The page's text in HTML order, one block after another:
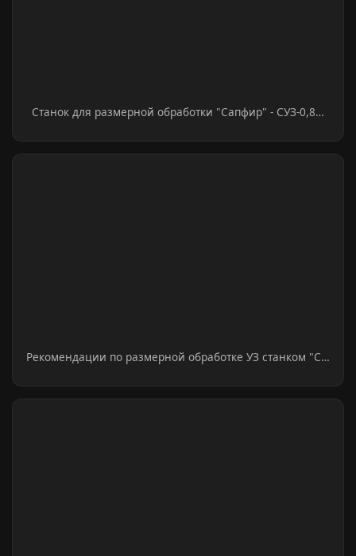
Станок для размерной обработки "Сапфир" - СУЗ-0,8…
Рекомендации по размерной обработке УЗ станком "С…